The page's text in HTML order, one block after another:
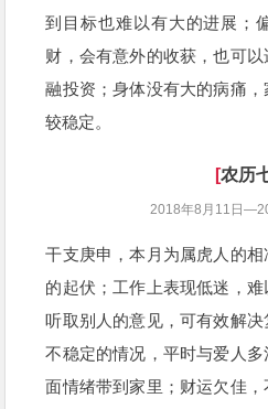
到目标也难以有大的进展；
财，会有意外的收获，也可
融投资；身体没有大的病痛
较稳定。
[农历
2018年8月11日
干支庚申，本月为属虎人的
的起伏；工作上表现低迷，
听取别人的意见，可有效解
不稳定的情况，平时与爱人
面情绪带到家里；财运欠佳